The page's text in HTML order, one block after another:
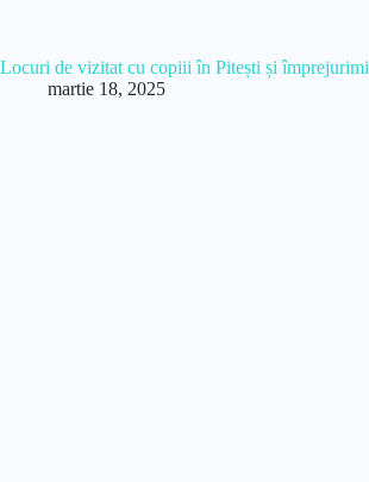
Locuri de vizitat cu copiii în Pitești și împrejurimi
martie 18, 2025